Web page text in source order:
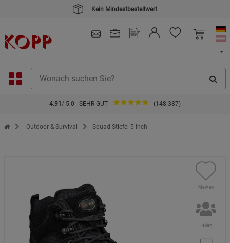
Kein Mindestbestellwert
4.91 / 5.0 - SEHR GUT (148.387)
Zur Startseite des Kopp Verlag Online-Shop
Outdoor & Survival Squad Stiefel 5 Inch
Merken
Teilen